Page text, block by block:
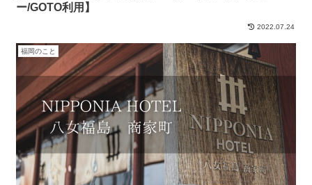
ー/GOTO利用】
2022.07.24
福岡のこと